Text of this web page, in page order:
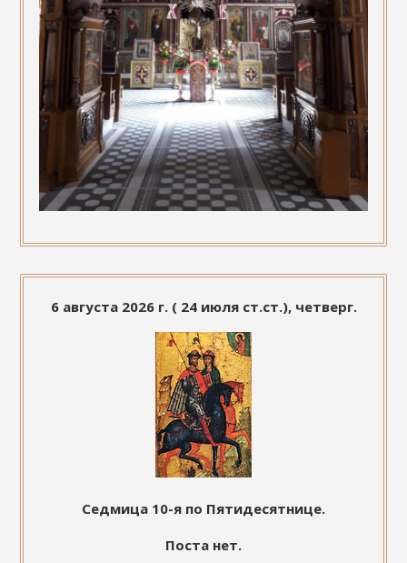
6 августа 2026 г. ( 24 июля ст.ст.), четверг.
Седмица 10-я по Пятидесятнице.
Поста нет.